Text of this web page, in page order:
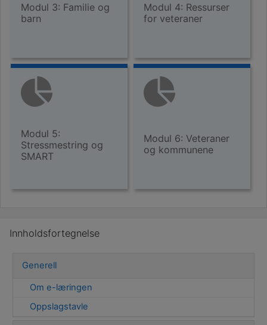
Modul 3: Familie og
barn
Modul 4: Ressurser
for veteraner
Modul 5:
Stressmestring og
SMART
Modul 6: Veteraner
og kommunene
Innholdsfortegnelse
Generell
Om e-læringen
Oppslagstavle